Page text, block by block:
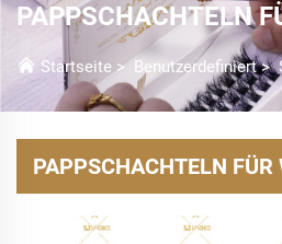
PAPPSCHACHTELN
Startseite > Benutzerdefiniert>
PAPPSCHACHTELN FÜR